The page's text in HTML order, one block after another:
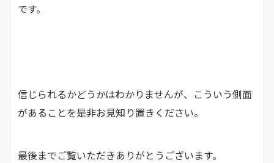
です。
信じられるかどうかはわかりませんが、こういう側面
があることを是非お見知り置きください。
最後までご覧いただきありがとうございます。